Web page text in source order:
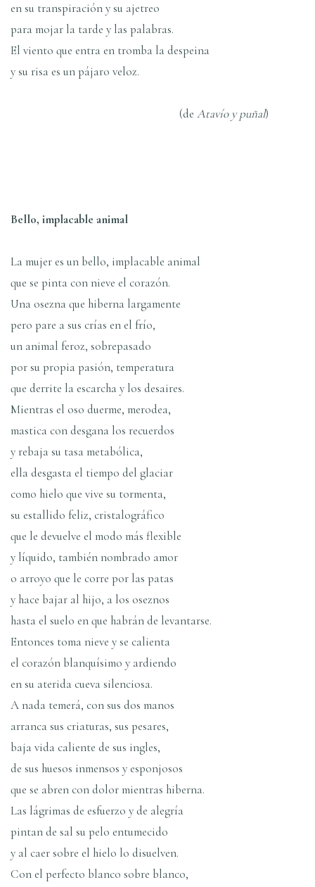
en su transpiración y su ajetreo
para mojar la tarde y las palabras.
El viento que entra en tromba la despeina
y su risa es un pájaro veloz.
(de Ataví­o y puñal)
Bello, implacable animal
La mujer es un bello, implacable animal
que se pinta con nieve el corazón.
Una osezna que hiberna largamente
pero pare a sus crí­as en el frí­o,
un animal feroz, sobrepasado
por su propia pasión, temperatura
que derrite la escarcha y los desaires.
Mientras el oso duerme, merodea,
mastica con desgana los recuerdos
y rebaja su tasa metabólica,
ella desgasta el tiempo del glaciar
como hielo que vive su tormenta,
su estallido feliz, cristalográfico
que le devuelve el modo más flexible
y lí­quido, también nombrado amor
o arroyo que le corre por las patas
y hace bajar al hijo, a los oseznos
hasta el suelo en que habrán de levantarse.
Entonces toma nieve y se calienta
el corazón blanquí­simo y ardiendo
en su aterida cueva silenciosa.
A nada temerá, con sus dos manos
arranca sus criaturas, sus pesares,
baja vida caliente de sus ingles,
de sus huesos inmensos y esponjosos
que se abren con dolor mientras hiberna.
Las lágrimas de esfuerzo y de alegrí­a
pintan de sal su pelo entumecido
y al caer sobre el hielo lo disuelven.
Con el perfecto blanco sobre blanco,